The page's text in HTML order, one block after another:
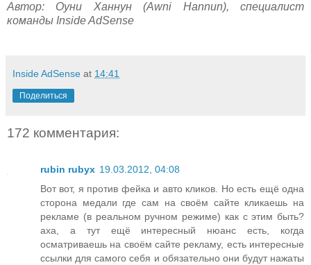
Автор: Оуни Ханнун (Awni Hannun), специалист
команды Inside AdSense
Inside AdSense at 14:41
Поделиться
172 комментария:
rubin rubyx 19.03.2012, 04:08
Вот вот, я против фейка и авто кликов. Но есть ещё одна
сторона медали где сам на своём сайте кликаешь на
рекламе (в реальном ручном режиме) как с этим быть?
аха, а тут ещё интересный нюанс есть, когда
осматриваешь на своём сайте рекламу, есть интересные
ссылки для самого себя и обязательно они будут нажаты